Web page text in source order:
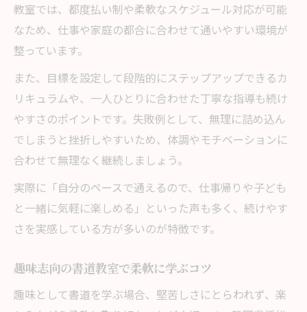
教室では、都度払い制や柔軟なスケジュール対応が可能
なため、仕事や家庭の都合に合わせて通いやすい環境が
整っています。
また、目標を設定して段階的にステップアップできるカ
リキュラムや、一人ひとりに合わせた丁寧な指導も続け
やすさのポイントです。失敗例として、無理に詰め込ん
でしまうと挫折しやすいため、体調やモチベーションに
合わせて無理なく継続しましょう。
実際に「自分のペースで通えるので、仕事帰りや子ども
と一緒に気軽に楽しめる」といった声も多く、続けやす
さを実感している方が多いのが特徴です。
趣味志向の書道教室で柔軟に学ぶコツ
趣味として書道を学ぶ場合、堅苦しさにとらわれず、楽